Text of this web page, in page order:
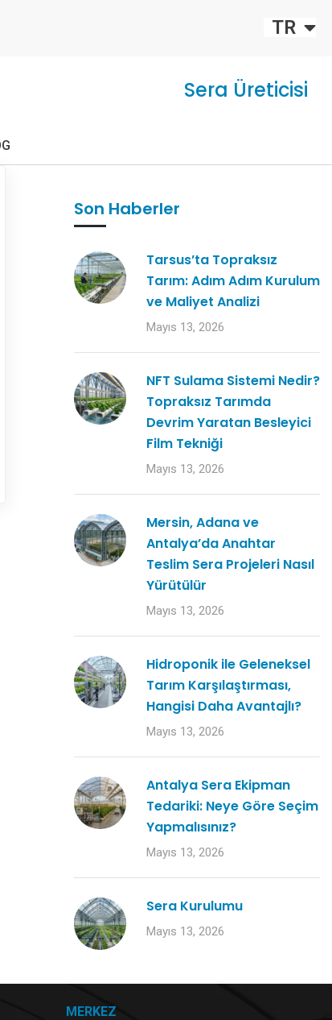
TR
EU
Sera Üreticisi
Son Haberler
Tarsus’ta Topraksız
Tarım: Adım Adım Kurulum
ve Maliyet Analizi
Mayıs 13, 2026
NFT Sulama Sistemi Nedir?
Topraksız Tarımda
Devrim Yaratan Besleyici
Film Tekniği
Mayıs 13, 2026
Mersin, Adana ve
Antalya’da Anahtar
Teslim Sera Projeleri Nasıl
Yürütülür
Mayıs 13, 2026
Hidroponik ile Geleneksel
Tarım Karşılaştırması,
Hangisi Daha Avantajlı?
Mayıs 13, 2026
Antalya Sera Ekipman
Tedariki: Neye Göre Seçim
Yapmalısınız?
Mayıs 13, 2026
Sera Kurulumu
Mayıs 13, 2026
MERKEZ